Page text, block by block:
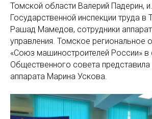
Томской области Валерий Падерин,
Государственной инспекции труда в
Рашад Мамедов, сотрудники
управления. Томское региональное
«Союз машиностроителей России» в
Общественного совета представила
аппарата Марина Ускова.